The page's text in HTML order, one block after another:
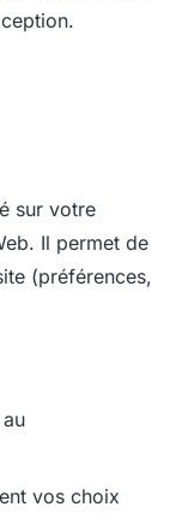
sur votre
Il permet de
(préférences,
vos choix